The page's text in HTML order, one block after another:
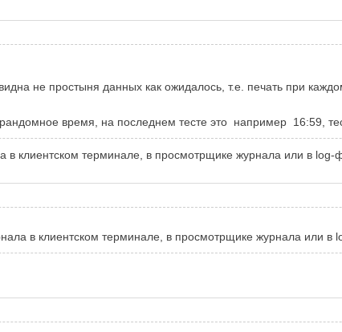
не простыня данных как ожидалось, т.е. печать при
время, на последнем тесте это например 16:59,
в клиентском терминале, в просмотрщике журнала или в
в клиентском терминале, в просмотрщике журнала или